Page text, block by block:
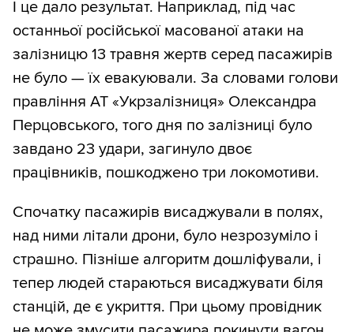
І це дало результат. Наприклад, під час
останньої російської масованої атаки на
залізницю 13 травня жертв серед пасажирів
не було — їх евакуювали. За словами голови
правління АТ «Укрзалізниця» Олександра
Перцовського, того дня по залізниці було
завдано 23 удари, загинуло двоє
працівників, пошкоджено три локомотиви.
Спочатку пасажирів висаджували в полях,
над ними літали дрони, було незрозуміло і
страшно. Пізніше алгоритм дошліфували, і
тепер людей стараються висаджувати біля
станцій, де є укриття. При цьому провідник